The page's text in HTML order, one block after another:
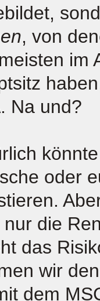
, von
im
Na und?
oder
nur die
das
wir
dem